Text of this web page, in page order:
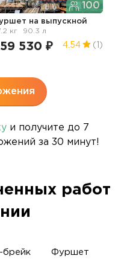
100
на выпускной
кг
90.3 л
530 ₽ 4.54 (1)
и получите до 7
за 30 минут!
работ
брейк Фуршет